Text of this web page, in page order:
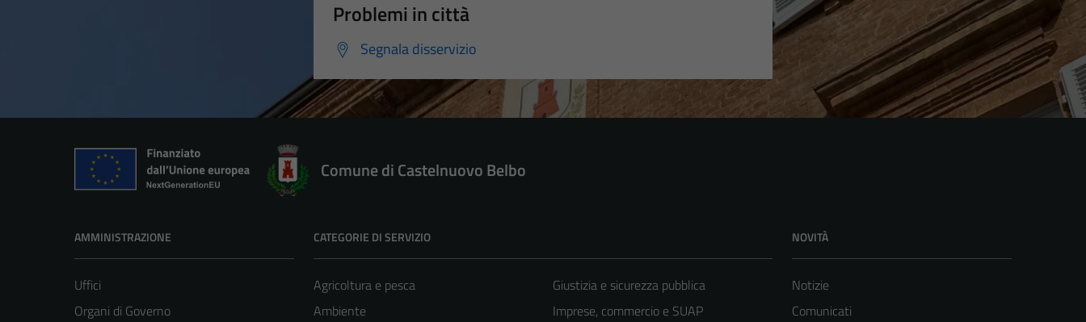
Problemi in città
Segnala disservizio
Comune di Castelnuovo Belbo
AMMINISTRAZIONE
Uffici
Organi di Governo
CATEGORIE DI SERVIZIO
Agricoltura e pesca
Ambiente
Giustizia e sicurezza pubblica
Imprese, commercio e SUAP
NOVITÀ
Notizie
Comunicati